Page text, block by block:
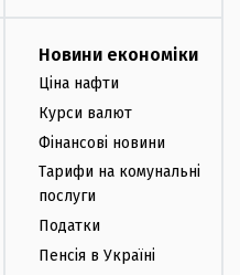
Новини економіки
Ціна нафти
Курси валют
Фінансові новини
Тарифи на комунальні
послуги
Податки
Пенсія в Україні